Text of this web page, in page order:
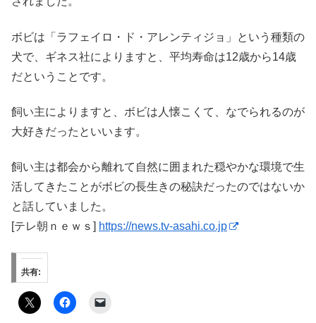
ボビは「ラフェイロ・ド・アレンティジョ」という種類の
犬で、ギネス社によりますと、平均寿命は12歳から14歳
だということです。
飼い主によりますと、ボビは人懐こくて、なでられるのが
大好きだったといいます。
飼い主は都会から離れて自然に囲まれた穏やかな環境で生
活してきたことがボビの長生きの秘訣だったのではないか
と話していました。
[テレ朝ｎｅｗｓ] https://news.tv-asahi.co.jp
共有: